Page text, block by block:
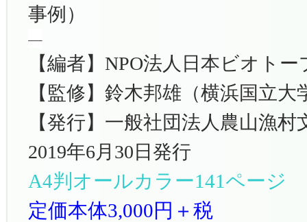
事例）
—
【編者】NPO法人日本ビオトー
【監修】鈴木邦雄（横浜国立
【発行】一般社団法人農山漁
2019年6月30日発行
A4判オールカラー141ページ
定価本体3,000円＋税